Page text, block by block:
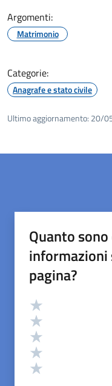
Argomenti:
Matrimonio
Categorie:
Anagrafe e stato civile
Ultimo aggiornamento: 20/
Quanto
informazioni
pagina?
Valutazione